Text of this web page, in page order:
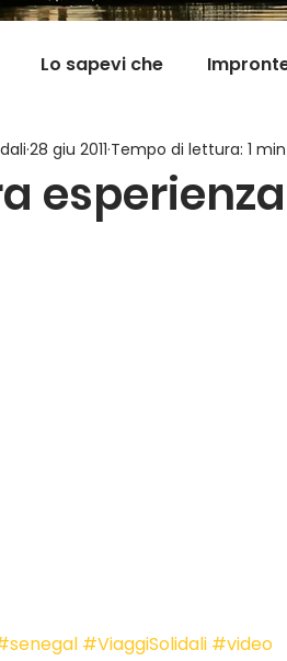
Lo sapevi che
Good News I Viaggi
28 giu 2011 Tempo di lettura: 1 min
#ViaggiSolidali #video